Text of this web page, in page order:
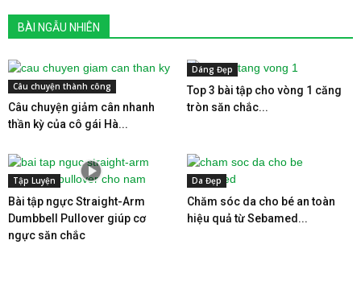
BÀI NGẪU NHIÊN
Câu chuyện thành công
Câu chuyện giảm cân nhanh
thần kỳ của cô gái Hà...
Dáng Đẹp
Top 3 bài tập cho vòng 1 căng
tròn săn chắc...
Tập Luyện
Bài tập ngực Straight-Arm
Dumbbell Pullover giúp cơ
ngực săn chắc
Da Đẹp
Chăm sóc da cho bé an toàn
hiệu quả từ Sebamed...